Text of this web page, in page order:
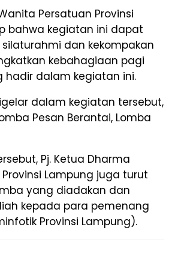
Persatuan Provinsi
bahwa kegiatan ini dapat
dan kekompakan
kebahagiaan pagi
hadir dalam kegiatan ini.
dalam kegiatan tersebut,
Pesan Berantai, Lomba
Pj. Ketua Dharma
Lampung juga turut
yang diadakan dan
kepada para pemenang
Provinsi Lampung).